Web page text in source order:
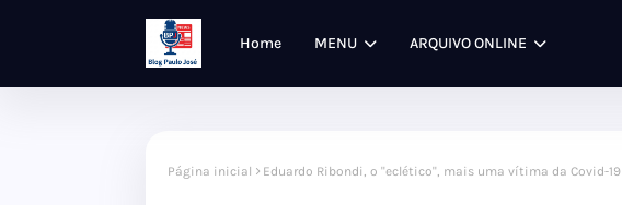
Home MENU ARQUIVO ONLINE
Página inicial Eduardo Ribondi, o "eclético", mais uma vítima da Covid-19